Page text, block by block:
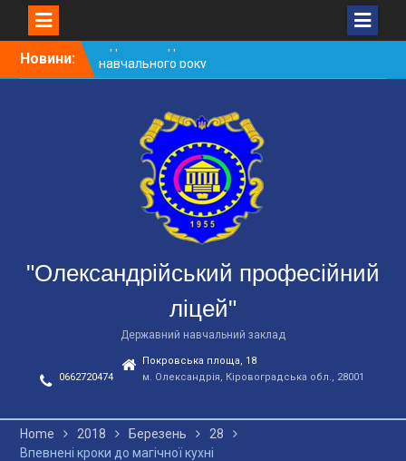
SkipНовини:
Червона квітка небезпеки
Небезпека зачепінгу
навчального року
"Олександрійський професійний
ліцей"
Державний навчальний заклад
0662720474
Покровська площа, 18
м. Олександрія, Кіровоградська обл., 28001
Home 2018 Березень
28
Впевнені кроки до магічної кухні